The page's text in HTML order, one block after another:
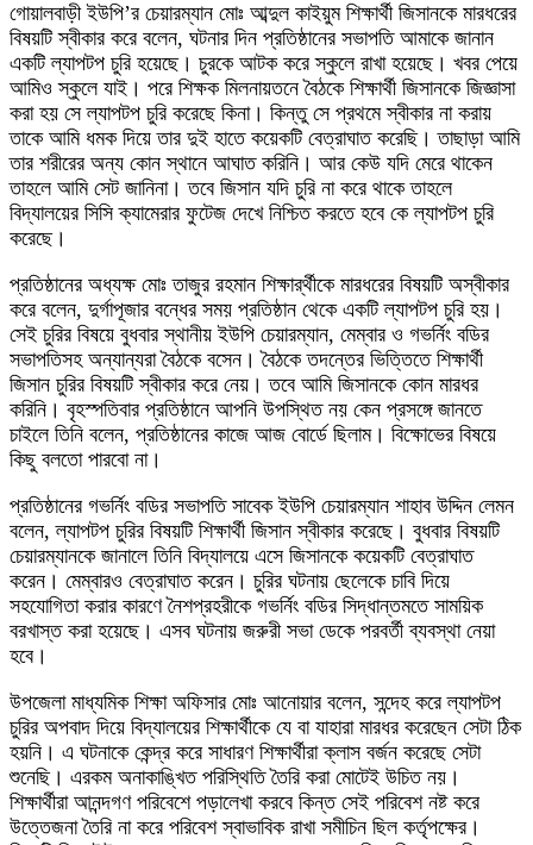
গোয়ালবাড়ী ইউপি’র চেয়ারম্যান মোঃ আব্দুল কাইয়ুম শিক্ষার্থী জিসানকে মারধরের
বিষয়টি স্বীকার করে বলেন, ঘটনার দিন প্রতিষ্ঠানের সভাপতি আমাকে জানান
একটি ল্যাপটপ চুরি হয়েছে। চুরকে আটক করে স্কুলে রাখা হয়েছে। খবর পেয়ে
আমিও স্কুলে যাই। পরে শিক্ষক মিলনায়তনে বৈঠকে শিক্ষার্থী জিসানকে জিজ্ঞাসা
করা হয় সে ল্যাপটপ চুরি করেছে কিনা। কিন্তু সে প্রথমে স্বীকার না করায়
তাকে আমি ধমক দিয়ে তার দুই হাতে কয়েকটি বেত্রাঘাত করেছি। তাছাড়া আমি
তার শরীরের অন্য কোন স্থানে আঘাত করিনি। আর কেউ যদি মেরে থাকেন
তাহলে আমি সেট জানিনা। তবে জিসান যদি চুরি না করে থাকে তাহলে
বিদ্যালয়ের সিসি ক্যামেরার ফুটেজ দেখে নিশ্চিত করতে হবে কে ল্যাপটপ চুরি
করেছে।
প্রতিষ্ঠানের অধ্যক্ষ মোঃ তাজুর রহমান শিক্ষার্র্থীকে মারধরের বিষয়টি অস্বীকার
করে বলেন, দুর্গাপূজার বন্ধের সময় প্রতিষ্ঠান থেকে একটি ল্যাপটপ চুরি হয়।
সেই চুরির বিষয়ে বুধবার স্থানীয় ইউপি চেয়ারম্যান, মেম্বার ও গভর্নিং বডির
সভাপতিসহ অন্যান্যরা বৈঠকে বসেন। বৈঠকে তদন্তের ভিত্তিতে শিক্ষার্থী
জিসান চুরির বিষয়টি স্বীকার করে নেয়। তবে আমি জিসানকে কোন মারধর
করিনি। বৃহস্পতিবার প্রতিষ্ঠানে আপনি উপস্থিত নয় কেন প্রসঙ্গে জানতে
চাইলে তিনি বলেন, প্রতিষ্ঠানের কাজে আজ বোর্ডে ছিলাম। বিক্ষোভের বিষয়ে
কিছু বলতো পারবো না।
প্রতিষ্ঠানের গভর্নিং বডির সভাপতি সাবেক ইউপি চেয়ারম্যান শাহাব উদ্দিন লেমন
বলেন, ল্যাপটপ চুরির বিষয়টি শিক্ষার্থী জিসান স্বীকার করেছে। বুধবার বিষয়টি
চেয়ারম্যানকে জানালে তিনি বিদ্যালয়ে এসে জিসানকে কয়েকটি বেত্রাঘাত
করেন। মেম্বারও বেত্রাঘাত করেন। চুরির ঘটনায় ছেলেকে চাবি দিয়ে
সহযোগিতা করার কারণে নৈশপ্রহরীকে গভর্নিং বডির সিদ্ধান্তমতে সাময়িক
বরখাস্ত করা হয়েছে। এসব ঘটনায় জরুরী সভা ডেকে পরবর্তী ব্যবস্থা নেয়া
হবে।
উপজেলা মাধ্যমিক শিক্ষা অফিসার মোঃ আনোয়ার বলেন, সন্দেহ করে ল্যাপটপ
চুরির অপবাদ দিয়ে বিদ্যালয়ের শিক্ষার্থীকে যে বা যাহারা মারধর করেছেন সেটা ঠিক
হয়নি। এ ঘটনাকে কেন্দ্র করে সাধারণ শিক্ষার্থীরা ক্লাস বর্জন করেছে সেটা
শুনেছি। এরকম অনাকাঙ্খিত পরিস্থিতি তৈরি করা মোটেই উচিত নয়।
শিক্ষার্থীরা আনন্দগণ পরিবেশে পড়ালেখা করবে কিন্ত সেই পরিবেশ নষ্ট করে
উত্তেজনা তৈরি না করে পরিবেশ স্বাভাবিক রাখা সমীচিন ছিল কর্তৃপক্ষের।